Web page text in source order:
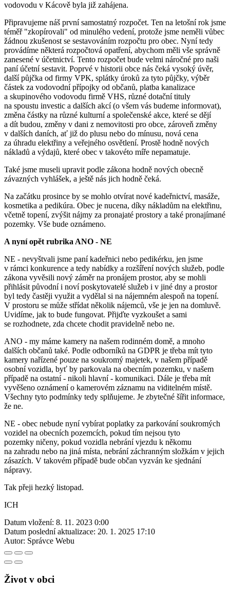
vodovodu v Kácově byla již zahájena.
Připravujeme náš první samostatný rozpočet. Ten na letošní rok jsme
téměř "zkopírovali" od minulého vedení, protože jsme neměli vůbec
žádnou zkušenost se sestavováním rozpočtu pro obec. Nyní tedy
provádíme některá rozpočtová opatření, abychom měli vše správně
zanesené v účetnictví. Tento rozpočet bude velmi náročné pro naši
paní účetní sestavit. Poprvé v historii obce nás čeká vysoký úvěr,
další půjčka od firmy VPK, splátky úroků za tyto půjčky, výběr
částek za vodovodní přípojky od občanů, platba kanalizace
a skupinového vodovodu firmě VHS, různé dotační tituly
na spoustu investic a dalších akcí (o všem vás budeme informovat),
změna částky na různé kulturní a společenské akce, které se dějí
a dít budou, změny v dani z nemovitosti pro obce, zároveň změny
v dalších daních, ať již do plusu nebo do mínusu, nová cena
za úhradu elektřiny a veřejného osvětlení. Prostě hodně nových
nákladů a výdajů, které obec v takovéto míře nepamatuje.
Také jsme museli upravit podle zákona hodně nových obecně
závazných vyhlášek, a ještě nás jich hodně čeká.
Na začátku prosince by se mohlo otvírat nové kadeřnictví, masáže,
kosmetika a pedikúra. Obec je nucena, díky nákladům na elektřinu,
včetně topení, zvýšit nájmy za pronajaté prostory a také pronajímané
pozemky. Vše bude oznámeno.
A nyní opět rubrika ANO - NE
NE - nevyštvali jsme paní kadeřnici nebo pedikérku, jen jsme
v rámci konkurence a tedy nabídky a rozšíření nových služeb, podle
zákona vyvěsili nový záměr na pronájem prostor, aby se mohli
přihlásit původní i noví poskytovatelé služeb i v jiné dny a prostor
byl tedy častěji využit a vydělal si na nájemném alespoň na topení.
V prostoru se může střídat několik nájemců, vše je jen na domluvě.
Uvidíme, jak to bude fungovat. Přijďte vyzkoušet a sami
se rozhodnete, zda chcete chodit pravidelně nebo ne.
ANO - my máme kamery na našem rodinném domě, a mnoho
dalších občanů také. Podle odborníků na GDPR je třeba mít tyto
kamery nařízené pouze na soukromý majetek, v našem případě
osobní vozidla, byť by parkovala na obecním pozemku, v našem
případě na ostatní - nikoli hlavní - komunikaci. Dále je třeba mít
vyvěšeno oznámení o kamerovém záznamu na viditelném místě.
Všechny tyto podmínky tedy splňujeme. Je zbytečné šířit informace,
že ne.
NE - obec nebude nyní vybírat poplatky za parkování soukromých
vozidel na obecních pozemcích, pokud tím nejsou tyto
pozemky ničeny, pokud vozidla nebrání vjezdu k někomu
na zahradu nebo na jiná místa, nebrání záchranným složkám v jejich
zásazích. V takovém případě bude občan vyzván ke sjednání
nápravy.
Tak přeji hezký listopad.
ICH
Datum vložení: 8. 11. 2023 0:00
Datum poslední aktualizace: 20. 1. 2025 17:10
Autor: Správce Webu
Život v obci